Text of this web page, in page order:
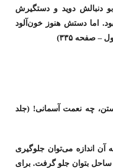
دنبالش دوید و دستگیرش
اما دستش هنوز خون‌آلود
– صفحه ۳۳۵)
چه نعمت آسمانی! (جلد
آن اندازه می‌توان جلوگیری
ساحل بتوان جلو گرفت. برای